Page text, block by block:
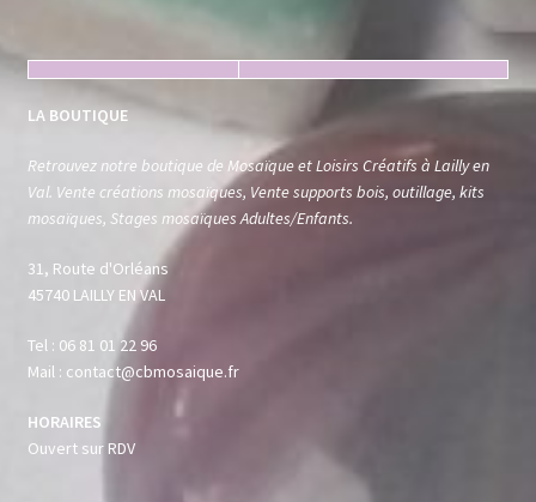
LA BOUTIQUE
Retrouvez notre boutique de Mosaïque et Loisirs Créatifs à Lailly en
Val. Vente créations mosaïques, Vente supports bois, outillage, kits
mosaïques, Stages mosaïques Adultes/Enfants.
31, Route d'Orléans
45740 LAILLY EN VAL
Tel : 06 81 01 22 96
Mail : contact@cbmosaique.fr
HORAIRES
Ouvert sur RDV